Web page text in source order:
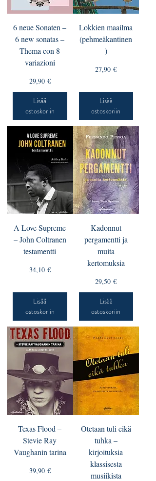
6 neue Sonaten –
6 new sonatas –
Thema con 8
variazioni
Hinta
29,90 €
Lisää
ostoskoriin
Lokkien maailma
(pehmeäkantinen
)
Hinta
27,90 €
Lisää
ostoskoriin
A Love Supreme
– John Coltranen
testamentti
Hinta
34,10 €
Lisää
ostoskoriin
Kadonnut
pergamentti ja
muita
kertomuksia
Hinta
29,50 €
Lisää
ostoskoriin
Texas Flood –
Stevie Ray
Vaughanin tarina
Hinta
39,90 €
Otetaan tuli eikä
tuhka –
kirjoituksia
klassisesta
musiikista